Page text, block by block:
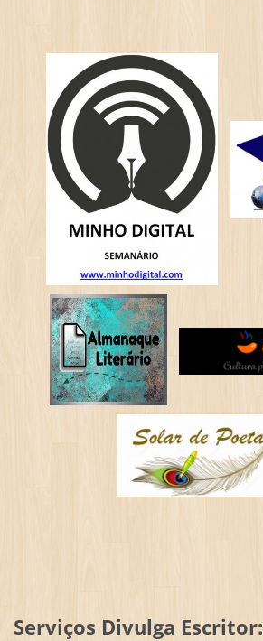
Serviços Divulga Escritor: